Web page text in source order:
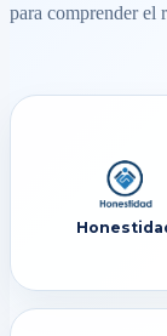
para comprender el